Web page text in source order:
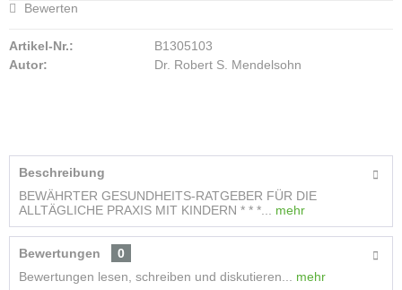
Bewerten
Artikel-Nr.:
B1305103
Autor:
Dr. Robert S. Mendelsohn
Beschreibung
BEWÄHRTER GESUNDHEITS-RATGEBER FÜR DIE
ALLTÄGLICHE PRAXIS MIT KINDERN * * *...
mehr
Bewertungen
0
Bewertungen lesen, schreiben und diskutieren...
mehr